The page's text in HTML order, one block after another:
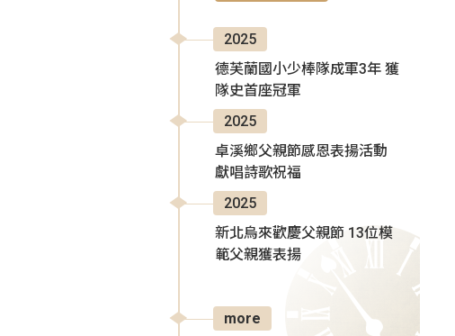
2025
德芙蘭國小少棒隊成軍3年 獲
隊史首座冠軍
2025
卓溪鄉父親節感恩表揚活動
獻唱詩歌祝福
2025
新北烏來歡慶父親節 13位模
範父親獲表揚
more